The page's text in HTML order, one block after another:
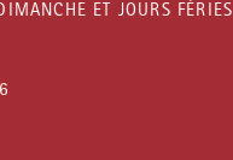
ET JOURS FÉRIES